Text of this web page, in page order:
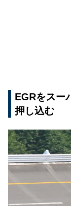
EGRをスー
押し込む